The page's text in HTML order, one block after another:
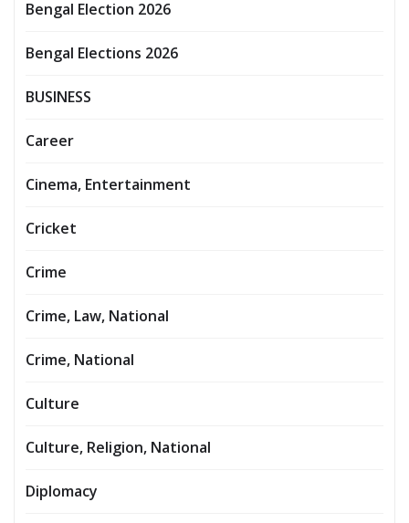
Bengal Election 2026
Bengal Elections 2026
BUSINESS
Career
Cinema, Entertainment
Cricket
Crime
Crime, Law, National
Crime, National
Culture
Culture, Religion, National
Diplomacy